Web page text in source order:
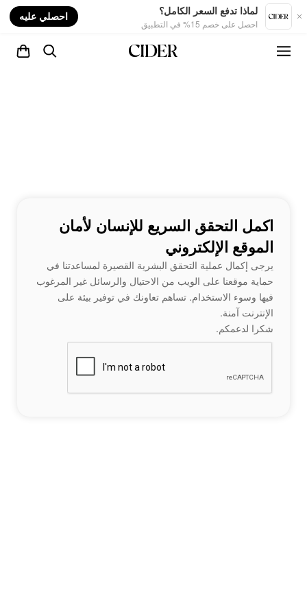
لماذا تدفع السعر الكامل؟
احصل على خصم 15% في التطبيق
احصلي عليه
اكمل التحقق السريع للإنسان لأمان
الموقع الإلكتروني
يرجى إكمال عملية التحقق البشرية القصيرة لمساعدتنا في
حماية موقعنا على الويب من الاحتيال والرسائل غير المرغوب
فيها وسوء الاستخدام. تساهم تعاونك في توفير بيئة على
الإنترنت آمنة.
شكرا لدعمكم.